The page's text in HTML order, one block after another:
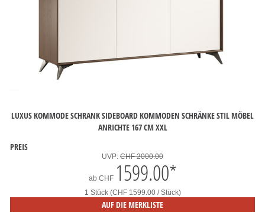
LUXUS KOMMODE SCHRANK SIDEBOARD KOMMODEN SCHRÄNKE STIL MÖBEL
ANRICHTE 167 CM XXL
PREIS
UVP: CHF 2000.00
ab CHF 1599.00*
1 Stück (CHF 1599.00 / Stück)
AUF DIE MERKLISTE